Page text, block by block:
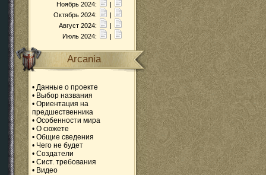
Ноябрь 2024:
|
Октябрь 2024:
|
Август 2024:
|
Июль 2024:
|
Arcania
• Данные о проекте
• Выбор названия
• Ориентация на
предшественника
• Особенности мира
• О сюжете
• Общие сведения
• Чего не будет
• Создатели
• Сист. требования
• Видео